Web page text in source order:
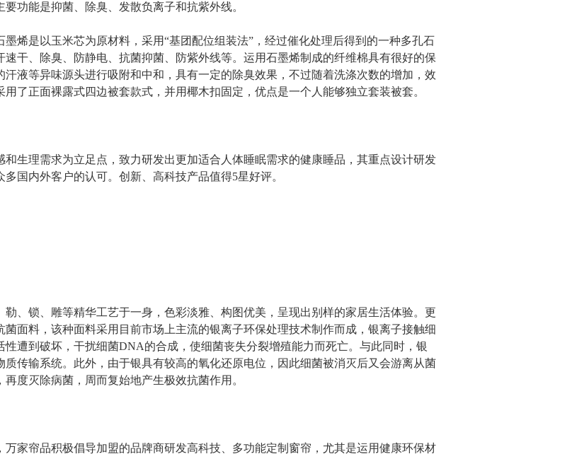
功能是抑菌、除臭、发散负离子和抗紫外线。
是以玉米芯为原材料，采用“基团配位组装法”，经过催化处理后得到的一种多孔石
干、除臭、防静电、抗菌抑菌、防紫外线等。运用石墨烯制成的纤维棉具有很好的保
液等异味源头进行吸附和中和，具有一定的除臭效果，不过随着洗涤次数的增加，效
了正面裸露式四边被套款式，并用椰木扣固定，优点是一个人能够独立套装被套。
理需求为立足点，致力研发出更加适合人体睡眠需求的健康睡品，其重点设计研发
国内外客户的认可。创新、高科技产品值得5星好评。
锁、雕等精华工艺于一身，色彩淡雅、构图优美，呈现出别样的家居生活体验。更
面料，该种面料采用目前市场上主流的银离子环保处理技术制作而成，银离子接触细
遭到破坏，干扰细菌DNA的合成，使细菌丧失分裂增殖能力而死亡。与此同时，银
传输系统。此外，由于银具有较高的氧化还原电位，因此细菌被消灭后又会游离从菌
度灭除病菌，周而复始地产生极效抗菌作用。
帘品积极倡导加盟的品牌商研发高科技、多功能定制窗帘，尤其是运用健康环保材